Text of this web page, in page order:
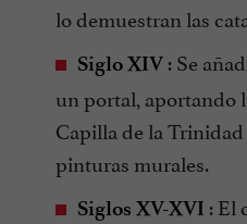
lo demuestran las
Siglo XIV : Se
un portal, aportando
Capilla de la
pinturas murales.
Siglos XV-XVI : El